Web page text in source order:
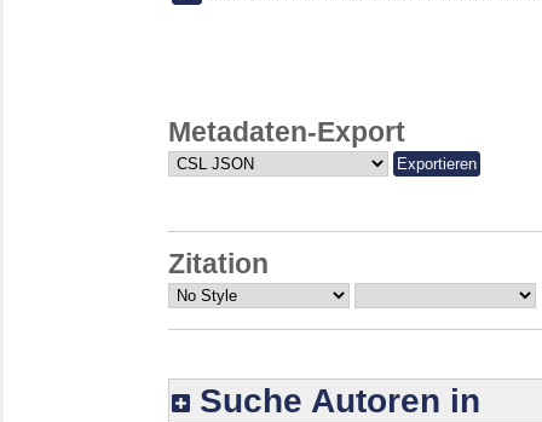
Metadaten-Export
Zitation
Suche Autoren in